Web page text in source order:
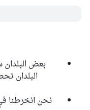
بعض
البلدان